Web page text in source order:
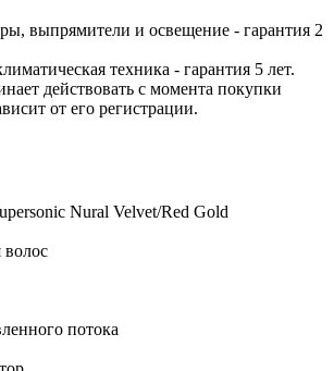
выпрямители и освещение - гарантия 2
техника - гарантия 5 лет.
действовать с момента покупки
от его регистрации.
Nural Velvet/Red Gold
волос
потока